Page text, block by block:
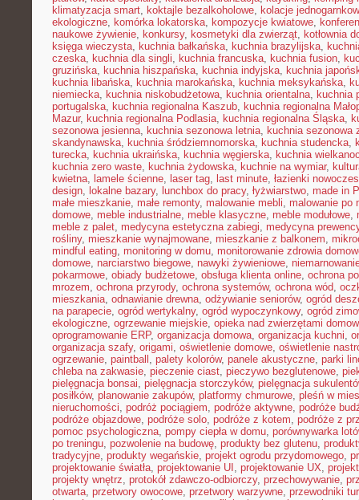
klimatyzacja smart, koktajle bezalkoholowe, kolacje
ekologiczne, komórka lokatorska, kompozycje kwiatowe,
naukowe żywienie, konkursy, kosmetyki dla zwierząt, kotłownia
księga wieczysta, kuchnia bałkańska, kuchnia brazylijska,
czeska, kuchnia dla singli, kuchnia francuska, kuchnia fusion,
gruzińska, kuchnia hiszpańska, kuchnia indyjska, kuchnia
kuchnia libańska, kuchnia marokańska, kuchnia meksykańska,
niemiecka, kuchnia niskobudżetowa, kuchnia orientalna, kuchnia
portugalska, kuchnia regionalna Kaszub, kuchnia regionalna
Mazur, kuchnia regionalna Podlasia, kuchnia regionalna Śląska,
sezonowa jesienna, kuchnia sezonowa letnia, kuchnia sezonowa
skandynawska, kuchnia śródziemnomorska, kuchnia studencka,
turecka, kuchnia ukraińska, kuchnia węgierska, kuchnia
kuchnia zero waste, kuchnia żydowska, kuchnie na wymiar,
kwietna, lamele ścienne, laser tag, last minute, łazienki
design, lokalne bazary, lunchbox do pracy, łyżwiarstwo, made in
małe mieszkanie, małe remonty, malowanie mebli, malowanie po
domowe, meble industrialne, meble klasyczne, meble modułowe,
meble z palet, medycyna estetyczna zabiegi, medycyna
rośliny, mieszkanie wynajmowane, mieszkanie z balkonem,
mindful eating, monitoring w domu, monitorowanie zdrowia
domowe, narciarstwo biegowe, nawyki żywieniowe,
pokarmowe, obiady budżetowe, obsługa klienta online, ochrona
mrozem, ochrona przyrody, ochrona systemów, ochrona wód,
mieszkania, odnawianie drewna, odżywianie seniorów, ogród
na parapecie, ogród wertykalny, ogród wypoczynkowy, ogród
ekologiczne, ogrzewanie miejskie, opieka nad zwierzętami
oprogramowanie ERP, organizacja domowa, organizacja kuchni,
organizacja szafy, origami, oświetlenie domowe, oświetlenie
ogrzewanie, paintball , palety kolorów, panele akustyczne, parki
chleba na zakwasie, pieczenie ciast, pieczywo bezglutenowe,
pielęgnacja bonsai, pielęgnacja storczyków, pielęgnacja
posiłków, planowanie zakupów, platformy chmurowe, pleśń w
nieruchomości, podróż pociągiem, podróże aktywne, podróże
podróże objazdowe, podróże solo, podróże z kotem, podróże z
pomoc psychologiczna, pompy ciepła w domu, porównywarka
po treningu, pozwolenie na budowę, produkty bez glutenu,
tradycyjne, produkty wegańskie, projekt ogrodu przydomowego,
projektowanie światła, projektowanie UI , projektowanie UX,
projekty wnętrz, protokół zdawczo-odbiorczy, przechowywanie,
otwarta, przetwory owocowe, przetwory warzywne, przewodniki